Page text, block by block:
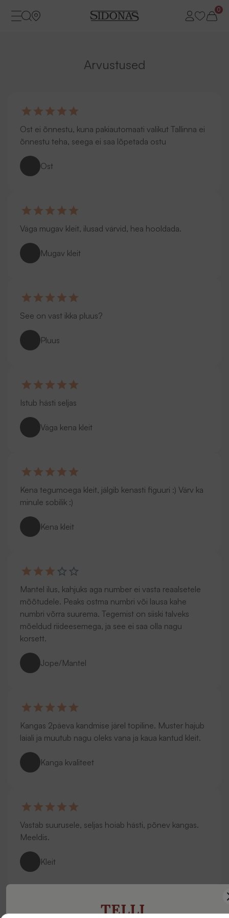
0
Arvustused
Ost ei õnnestu, kuna pakiautomaati valikut Tallinna ei
õnnestu teha, seega ei saa lõpetada ostu
Ost
Väga mugav kleit, ilusad värvid, hea hooldada.
Mugav kleit
See on vast ikka pluus?
Pluus
Istub hästi seljas
Väga kena kleit
Kena tegumoega kleit, jälgib kenasti figuuri :) Värv ka
minule sobilik :)
Kena kleit
Mantel ilus, kahjuks aga number ei vasta reaalsetele
mõõtudele. Peaks ostma numbri või lausa kahe
numbri võrra suurema. Tegemist on siiski talveks
mõeldud riideesemega, ja see ei saa olla nagu
korsett.
Jope/Mantel
Kangas 2päeva kandmise järel topiline. Muster hajub
laiali ja muutub nagu oleks vana ja kaua kantud kleit.
Kanga kvaliteet
Vastab suurusele, seljas hoiab hästi, põnev kangas.
Meeldis.
Kleit
TELLI